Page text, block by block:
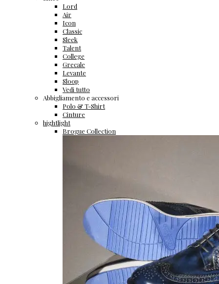
Lord
Air
Icon
Classic
Sleek
Talent
College
Grecale
Levante
Sloop
Vedi tutto
Abbigliamento e accessori
Polo & T-Shirt
Cinture
hightlight
Brogue Collection